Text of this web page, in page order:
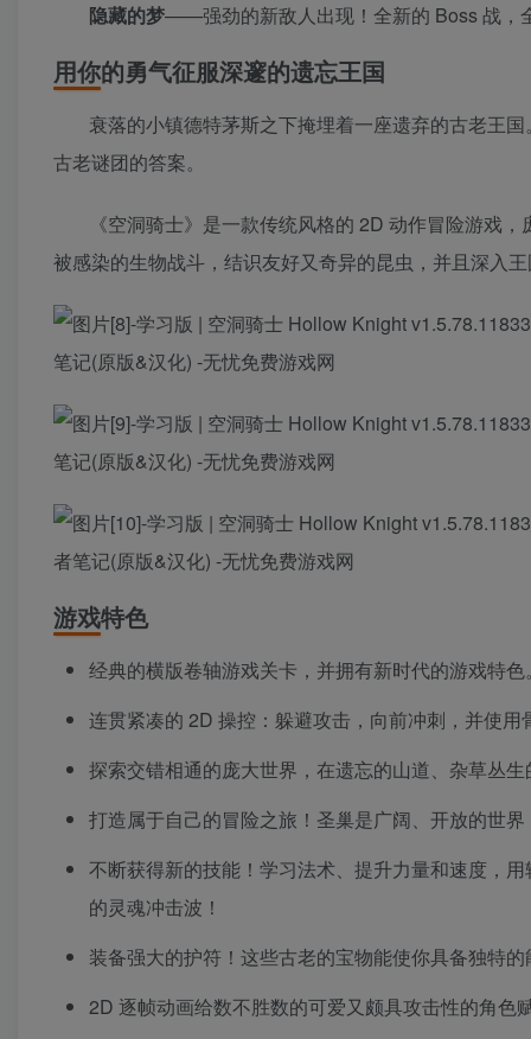
隐藏的梦——强劲的新敌人出现！全新的 Boss 战，
用你的勇气征服深邃的遗忘王国
衰落的小镇德特茅斯之下掩埋着一座遗弃的古老王
古老谜团的答案。
《空洞骑士》是一款传统风格的 2D 动作冒险游戏
被感染的生物战斗，结识友好又奇异的昆虫，并且深入
游戏特色
经典的横版卷轴游戏关卡，并拥有新时代的游戏特色
连贯紧凑的 2D 操控：躲避攻击，向前冲刺，并使
探索交错相通的庞大世界，在遗忘的山道、杂草丛
打造属于自己的冒险之旅！圣巢是广阔、开放的世
不断获得新的技能！学习法术、提升力量和速度，
的灵魂冲击波！
装备强大的护符！这些古老的宝物能使你具备独特
2D 逐帧动画给数不胜数的可爱又颇具攻击性的角色